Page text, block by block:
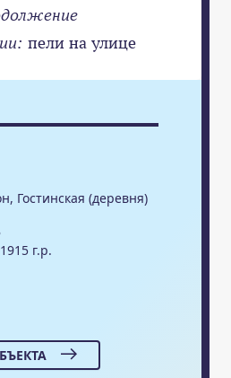
Гостинская (деревня)
г.р.
пели на улице